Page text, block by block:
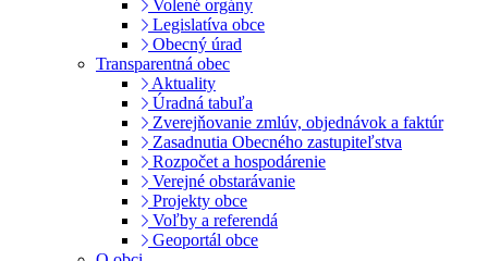
Volené orgány
Legislatíva obce
Obecný úrad
Transparentná obec
Aktuality
Úradná tabuľa
Zverejňovanie zmlúv, objednávok a faktúr
Zasadnutia Obecného zastupiteľstva
Rozpočet a hospodárenie
Verejné obstarávanie
Projekty obce
Voľby a referendá
Geoportál obce